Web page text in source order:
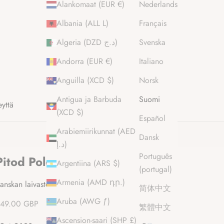
Alankomaat (EUR €)
Albania (ALL L)
Algeria (DZD د.ج)
Andorra (EUR €)
Anguilla (XCD $)
Antigua ja Barbuda
(XCD $)
Arabiemiirikunnat (AED
د.إ)
Argentiina (ARS $)
Armenia (AMD դր.)
Aruba (AWG ƒ)
Ascension-saari (SHP £)
Nederlands
Français
Svenska
Italiano
Norsk
Suomi
Español
Dansk
Português
(portugal)
简体中文
繁體中文
Polo paita
laivasto Polo Shirt
GBP